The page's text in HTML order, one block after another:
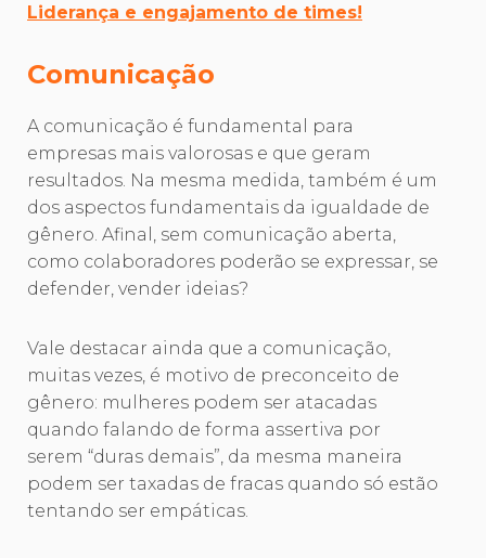
Liderança e engajamento de times!
Comunicação
A comunicação é fundamental para
empresas mais valorosas e que geram
resultados. Na mesma medida, também é um
dos aspectos fundamentais da igualdade de
gênero. Afinal, sem comunicação aberta,
como colaboradores poderão se expressar, se
defender, vender ideias?
Vale destacar ainda que a comunicação,
muitas vezes, é motivo de preconceito de
gênero: mulheres podem ser atacadas
quando falando de forma assertiva por
serem “duras demais”, da mesma maneira
podem ser taxadas de fracas quando só estão
tentando ser empáticas.